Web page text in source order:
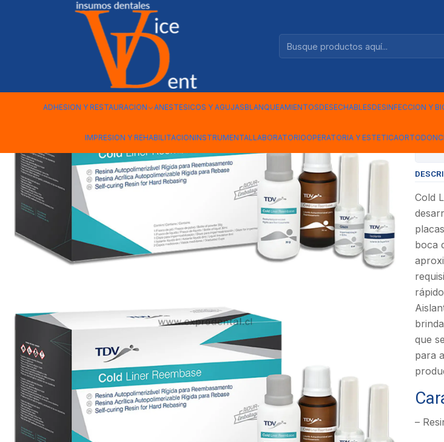
ADHESION Y RESTAURACION ANESTESICOS Y AGUJASBLANQUEAMIENTOSDESECHABLESDESINFECCION Y
IMPRESION Y REHABILITACIONINSTRUMENTALLABORATORIOOPERATORIA Y ESTETICA
IMPRESION Y REHABILITACION COLD LINER MATERIAL DE REBASE PERMANENTE TDV
Cold
boca
que
para
–